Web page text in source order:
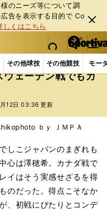
のニーズ等について調
告を表⽰する⽬的で Co
しくはこちら
閉じ
る
web Sportiva (webスポルティーバ)
検索
マイペ
ー
ジ
メニュ
その他球技 その他競技 モー
カー代表 なでしこジャパ
ェーデン戦でもカ
12日 03:36 更新
photo ｂｙ ＪＭＰＡ
しこジャパンのまぎれも
心は澤穂希。カナダ戦で
イはそう実感せざるを得
のだった。得点こそなか
、初戦にぴたりとコンデ